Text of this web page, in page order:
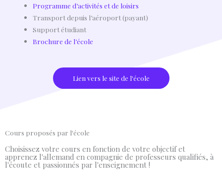
Programme d’activités et de loisirs
Transport depuis l’aéroport (payant)
Support étudiant
Brochure de l’école
Lien vers le site de l'école
Cours proposés par l'école
Choisissez votre cours en fonction de votre objectif et
apprenez l'allemand en compagnie de professeurs qualifiés, à
l'écoute et passionnés par l'enseignement !